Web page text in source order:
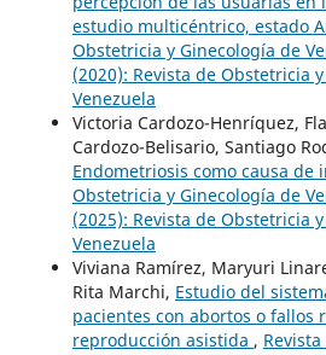
estudio multicéntrico, estado
Obstetricia y Ginecología de
(2020): Revista de Obstetricia
Venezuela
Victoria Cardozo-Henríquez,
Cardozo-Belisario, Santiago
Endometriosis como causa de
Obstetricia y Ginecología de
(2025): Revista de Obstetricia
Venezuela
Viviana Ramírez, Maryuri
Rita Marchi, Estudio del
pacientes con abortos o fallos
reproducción asistida ,